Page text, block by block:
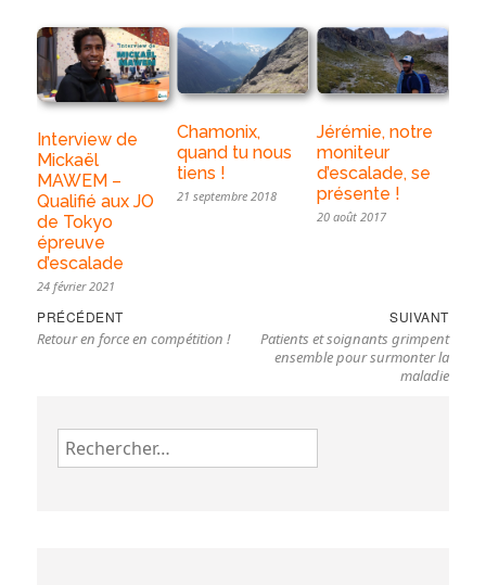
Interview de
Mickaël
MAWEM –
Qualifié aux JO
de Tokyo
épreuve
d’escalade
24 février 2021
Chamonix,
quand tu nous
tiens !
21 septembre 2018
Jérémie, notre
moniteur
d’escalade, se
présente !
20 août 2017
Navigation
de
l’article
PRÉCÉDENTPrevious
post:
Retour en force en compétition !
SUIVANT
Patients et soignants grimpent
ensemble pour surmonter la
maladie
Rechercher :